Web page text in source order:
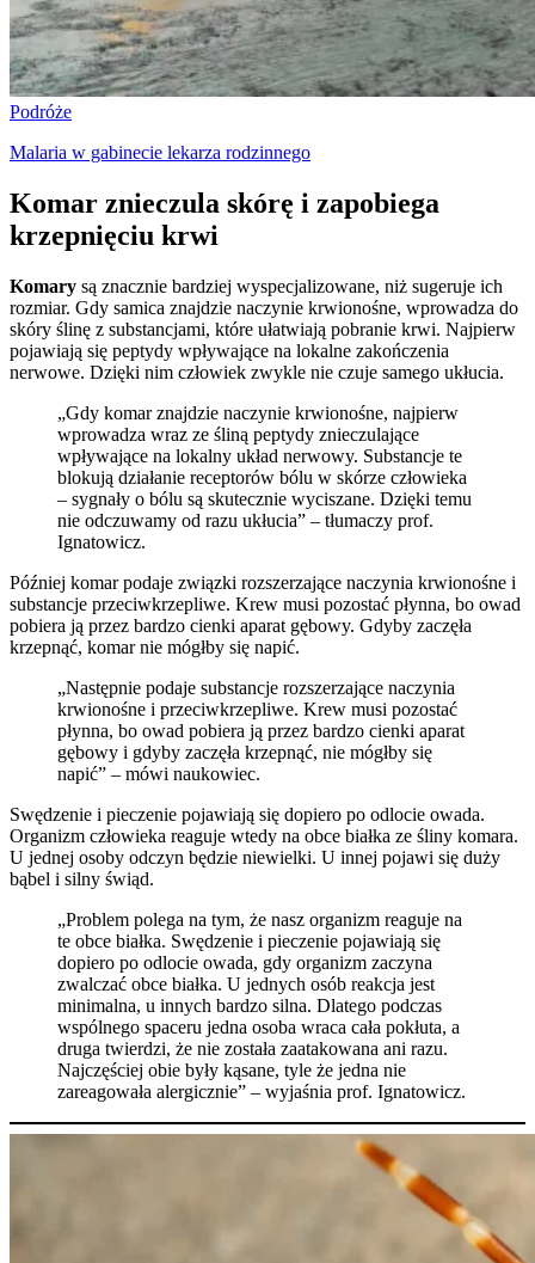
Podróże
Malaria w gabinecie lekarza rodzinnego
Komar znieczula skórę i zapobiega
krzepnięciu krwi
Komary są znacznie bardziej wyspecjalizowane, niż sugeruje ich
rozmiar. Gdy samica znajdzie naczynie krwionośne, wprowadza do
skóry ślinę z substancjami, które ułatwiają pobranie krwi. Najpierw
pojawiają się peptydy wpływające na lokalne zakończenia
nerwowe. Dzięki nim człowiek zwykle nie czuje samego ukłucia.
„Gdy komar znajdzie naczynie krwionośne, najpierw
wprowadza wraz ze śliną peptydy znieczulające
wpływające na lokalny układ nerwowy. Substancje te
blokują działanie receptorów bólu w skórze człowieka
– sygnały o bólu są skutecznie wyciszane. Dzięki temu
nie odczuwamy od razu ukłucia” – tłumaczy prof.
Ignatowicz.
Później komar podaje związki rozszerzające naczynia krwionośne i
substancje przeciwkrzepliwe. Krew musi pozostać płynna, bo owad
pobiera ją przez bardzo cienki aparat gębowy. Gdyby zaczęła
krzepnąć, komar nie mógłby się napić.
„Następnie podaje substancje rozszerzające naczynia
krwionośne i przeciwkrzepliwe. Krew musi pozostać
płynna, bo owad pobiera ją przez bardzo cienki aparat
gębowy i gdyby zaczęła krzepnąć, nie mógłby się
napić” – mówi naukowiec.
Swędzenie i pieczenie pojawiają się dopiero po odlocie owada.
Organizm człowieka reaguje wtedy na obce białka ze śliny komara.
U jednej osoby odczyn będzie niewielki. U innej pojawi się duży
bąbel i silny świąd.
„Problem polega na tym, że nasz organizm reaguje na
te obce białka. Swędzenie i pieczenie pojawiają się
dopiero po odlocie owada, gdy organizm zaczyna
zwalczać obce białka. U jednych osób reakcja jest
minimalna, u innych bardzo silna. Dlatego podczas
wspólnego spaceru jedna osoba wraca cała pokłuta, a
druga twierdzi, że nie została zaatakowana ani razu.
Najczęściej obie były kąsane, tyle że jedna nie
zareagowała alergicznie” – wyjaśnia prof. Ignatowicz.